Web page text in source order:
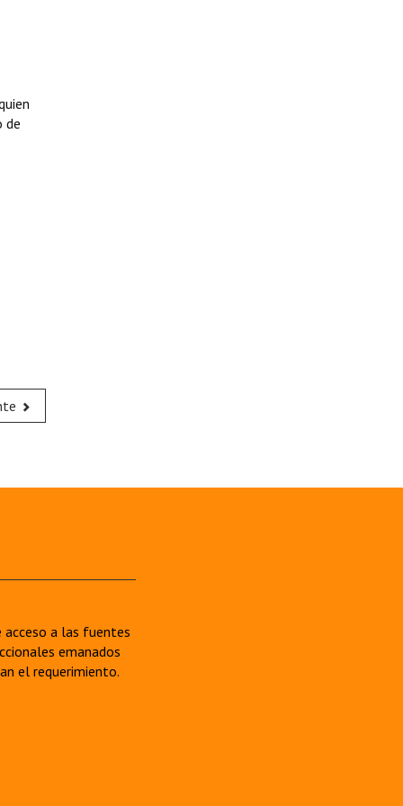
de
acceso a las fuentes
emanados
el requerimiento.